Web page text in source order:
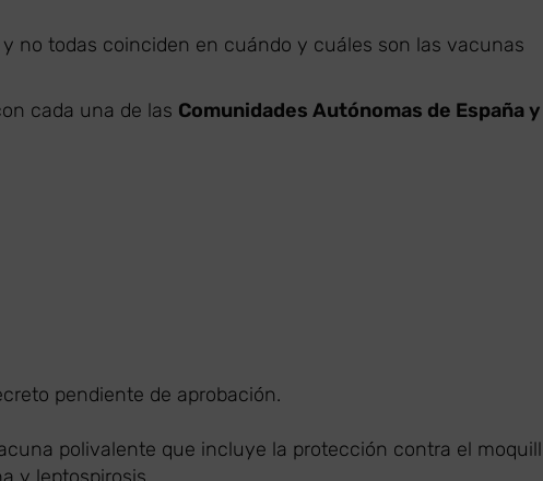
no todas coinciden en cuándo y cuáles son las vacunas
cada una de las Comunidades Autónomas de España
pendiente de aprobación.
polivalente que incluye la protección contra el